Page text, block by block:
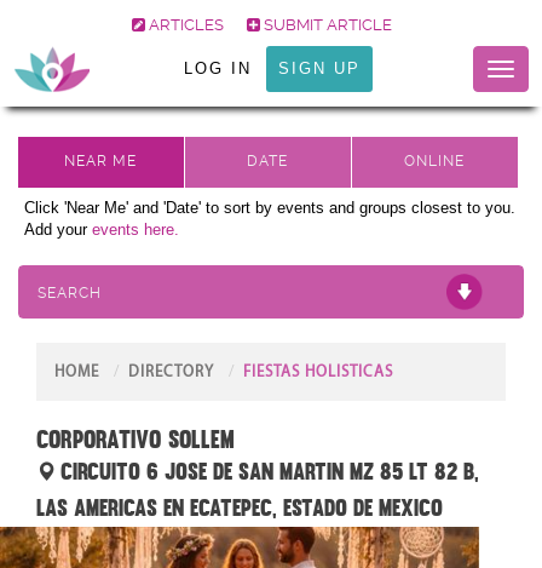
ARTICLES SUBMIT ARTICLE
LOG IN SIGN UP
Click 'Near Me' and 'Date' to sort by events and groups closest to you.
Add your events here.
SEARCH
HOME DIRECTORY FIESTAS HOLISTICAS
CORPORATIVO SOLLEM
CIRCUITO 6 JOSE DE SAN MARTIN MZ 85 LT 82 B,
LAS AMERICAS EN ECATEPEC, ESTADO DE MEXICO